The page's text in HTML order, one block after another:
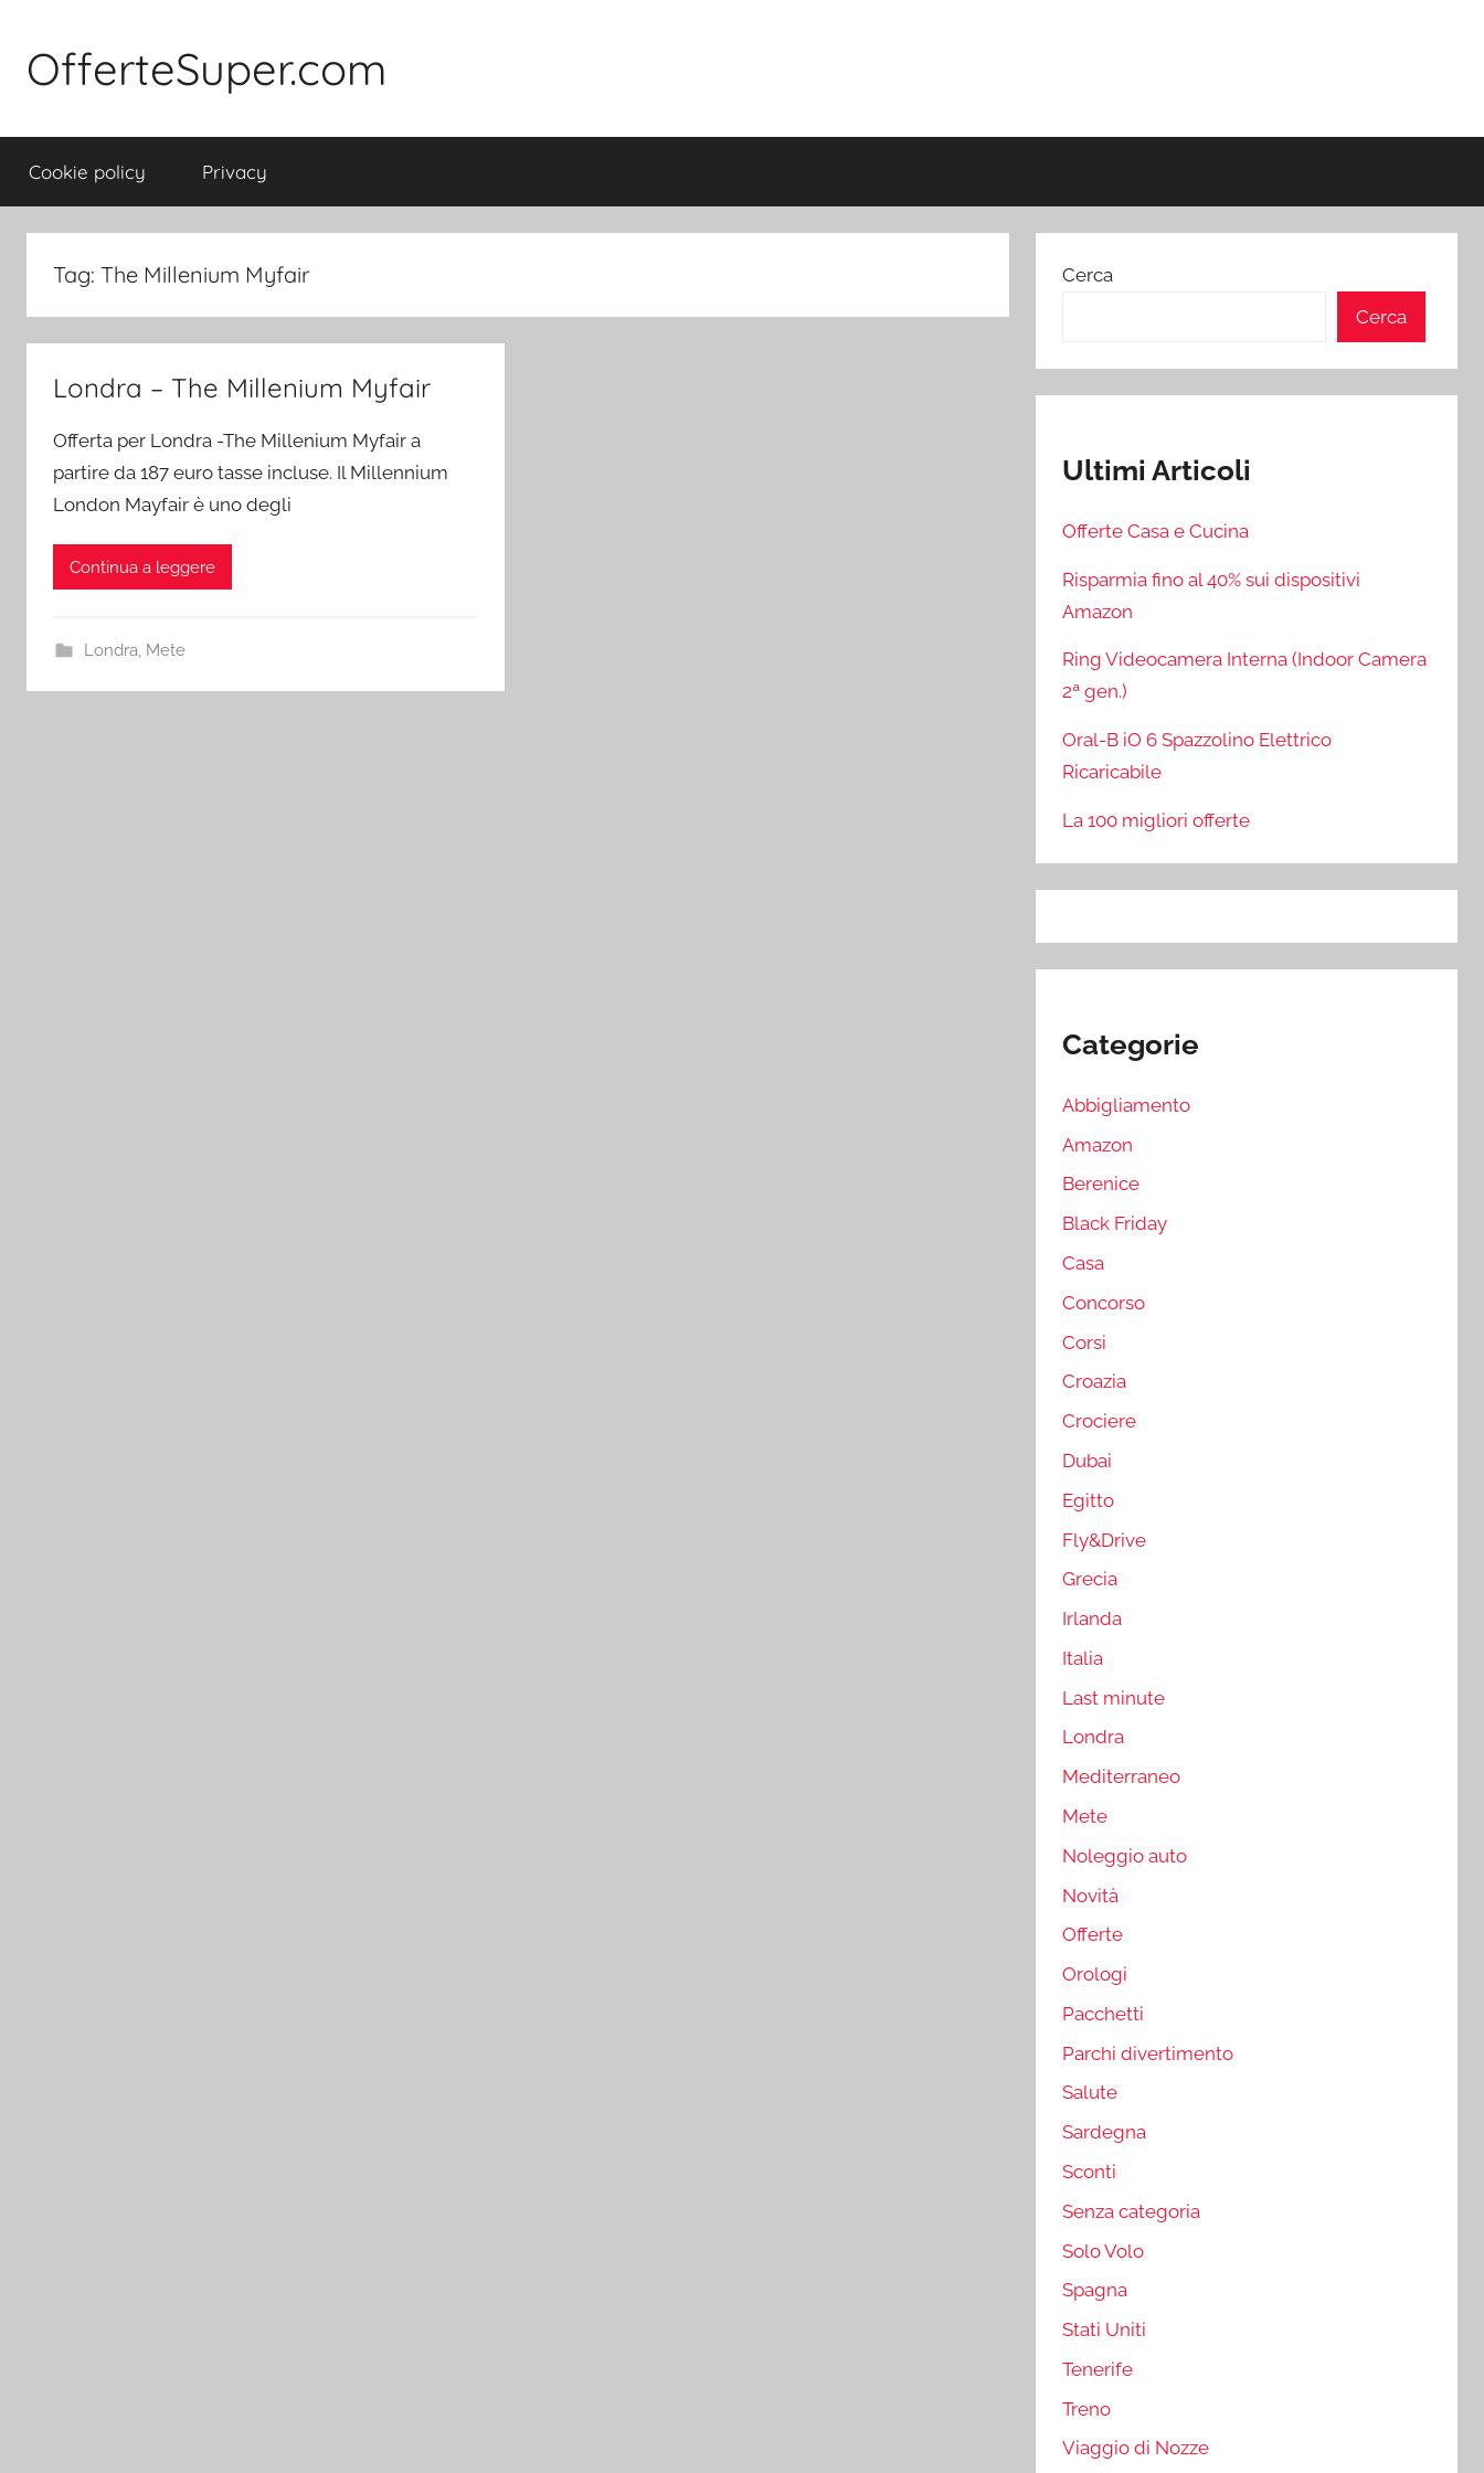
contenuto
OfferteSuper.com
Cookie policy Privacy
Tag: The Millenium Myfair
Londra – The Millenium Myfair
Offerta per Londra -The Millenium Myfair a
partire da 187 euro tasse incluse. Il Millennium
London Mayfair è uno degli
Continua a leggere
Londra, Mete
Cerca
Cerca
Ultimi Articoli
Offerte Casa e Cucina
Risparmia fino al 40% sui dispositivi
Amazon
Ring Videocamera Interna (Indoor Camera
2ª gen.)
Oral-B iO 6 Spazzolino Elettrico
Ricaricabile
La 100 migliori offerte
Categorie
Abbigliamento
Amazon
Berenice
Black Friday
Casa
Concorso
Corsi
Croazia
Crociere
Dubai
Egitto
Fly&Drive
Grecia
Irlanda
Italia
Last minute
Londra
Mediterraneo
Mete
Noleggio auto
Novità
Offerte
Orologi
Pacchetti
Parchi divertimento
Salute
Sardegna
Sconti
Senza categoria
Solo Volo
Spagna
Stati Uniti
Tenerife
Treno
Viaggio di Nozze